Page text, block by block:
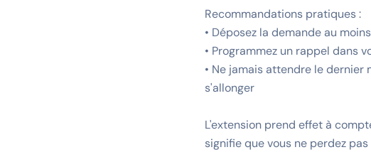
Recommandations pratiques :
• Déposez la demande au
• Programmez un rappel dans
• Ne jamais attendre le
s'allonger
L'extension prend effet à
signifie que vous ne perdez